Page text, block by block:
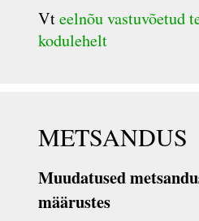
Vteelnõu vastuvõetud
kodulehelt
METSANDUS
Muudatused
määrustes